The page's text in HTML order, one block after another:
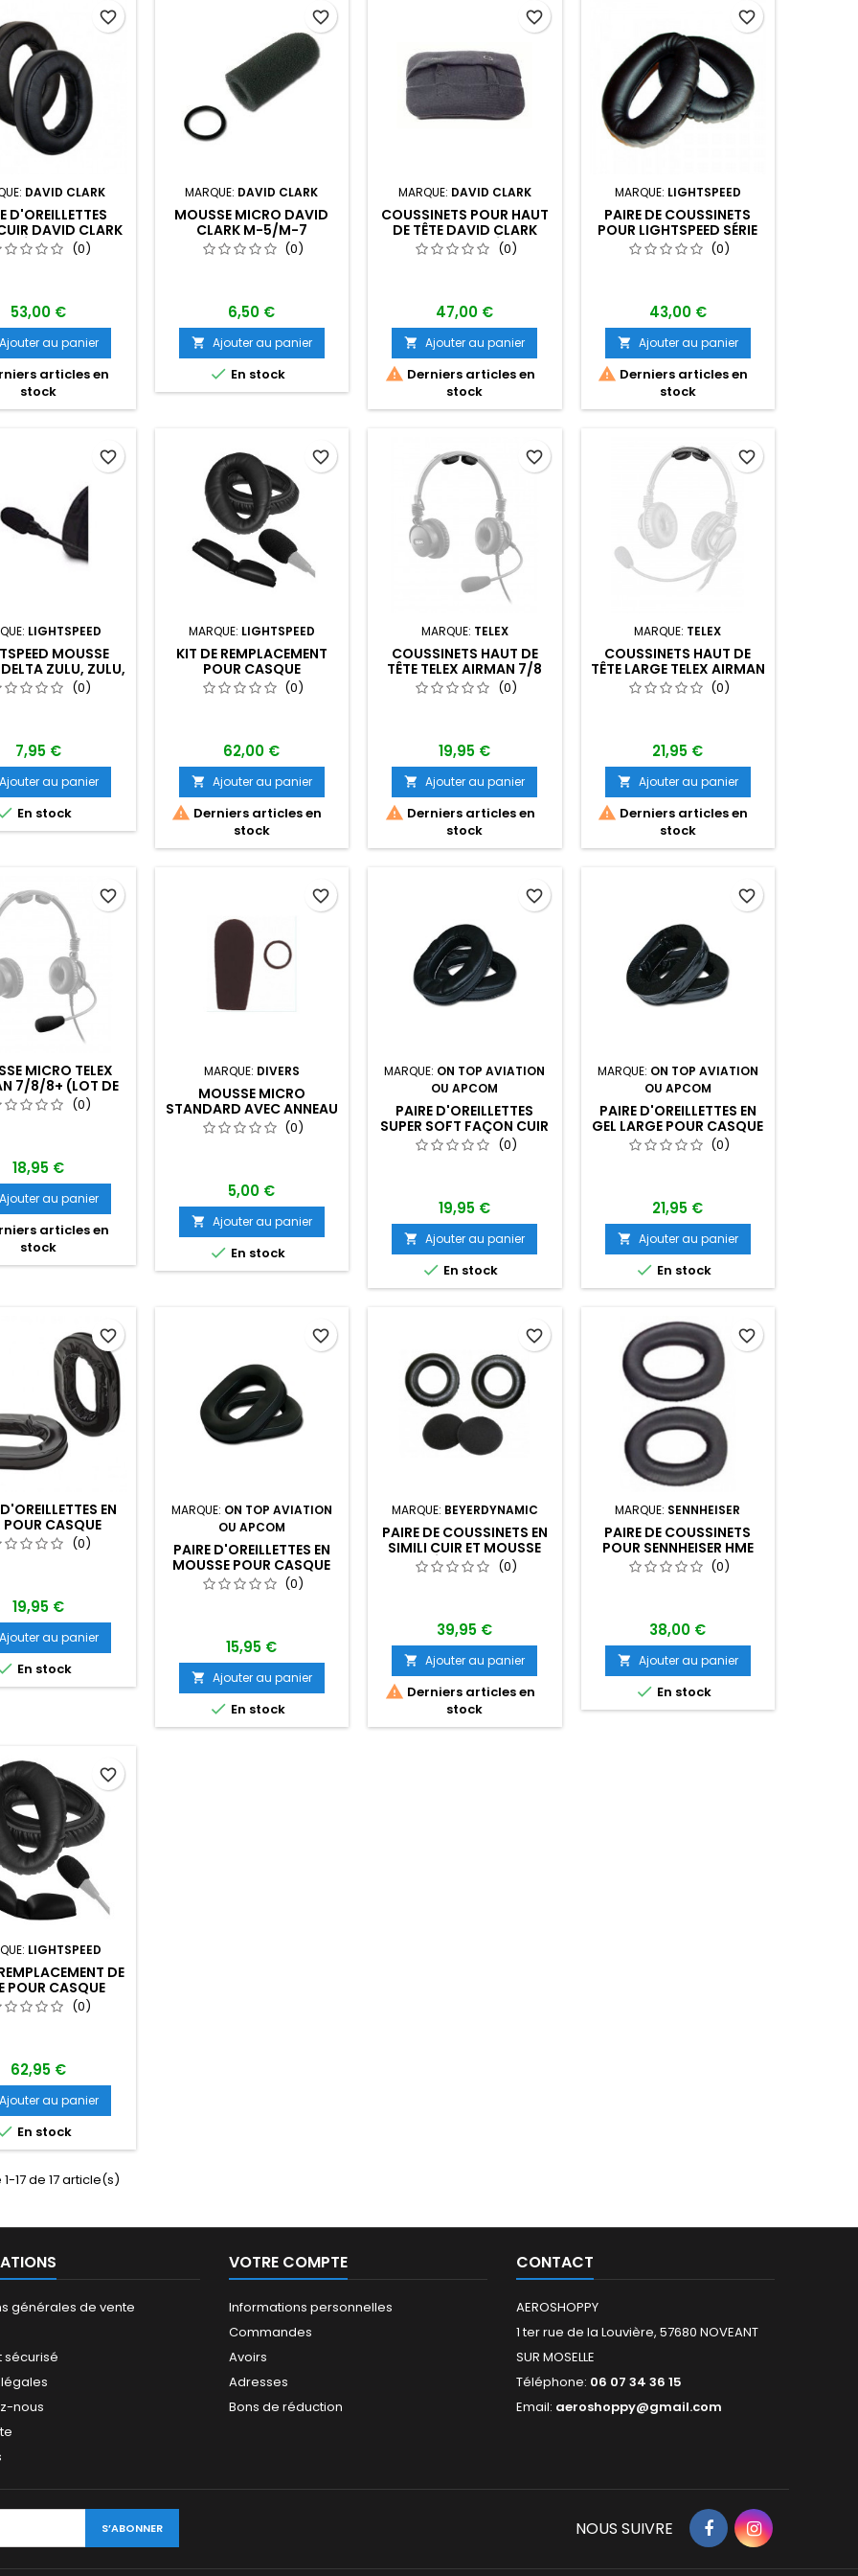
DAVID CLARK
D'OREILLETTES
DAVID CLARK
SÉRIE DC-ONE
(0)
53,00 €
Ajouter au panier
articles en
stock
favorite_border
MARQUE: DAVID CLARK
MOUSSE MICRO DAVID
CLARK M-5/M-7
(0)
6,50 €
 Ajouter au panier
 En stock
favorite_border
MARQUE: DAVID CLARK
COUSSINETS POUR HAUT
DE TÊTE DAVID CLARK
POUR CASQUE SÉRIE H10
(0)
47,00 €
 Ajouter au panier
 Derniers articles en
stock
favorite_border
MARQUE: LIGHTSPEED
PAIRE DE COUSSINETS
POUR LIGHTSPEED SÉRIE
ZULU,
SIERRA,TANGO,DELTA
(0)
43,00 €
 Ajouter au panier
 Derniers articles en
stock
favorite_border
LIGHTSPEED
MOUSSE
ZULU, ZULU,
,SIERRA
(0)
7,95 €
Ajouter au panier
En stock
favorite_border
MARQUE: LIGHTSPEED
KIT DE REMPLACEMENT
POUR CASQUE
LIGHTSPEED TANGO ,
SIERRA
(0)
62,00 €
 Ajouter au panier
 Derniers articles en
stock
favorite_border
MARQUE: TELEX
COUSSINETS HAUT DE
TÊTE TELEX AIRMAN 7/8
(0)
19,95 €
 Ajouter au panier
 Derniers articles en
stock
favorite_border
MARQUE: TELEX
COUSSINETS HAUT DE
TÊTE LARGE TELEX AIRMAN
7/7+/8/8+(0)
21,95 €
 Ajouter au panier
 Derniers articles en
stock
favorite_border
MICRO TELEX
7/8/8+ (LOT DE
2)
(0)
18,95 €
Ajouter au panier
articles en
stock
favorite_border
MARQUE: DIVERS
MOUSSE MICRO
STANDARD AVEC ANNEAU
(0)
5,00 €
 Ajouter au panier
 En stock
favorite_border
MARQUE: ON TOP AVIATION
OU APCOM
PAIRE D'OREILLETTES
SUPER SOFT FAÇON CUIR
ET MOUSSE POUR CASQUE
STANDARD
(0)
19,95 €
 Ajouter au panier
 En stock
favorite_border
MARQUE: ON TOP AVIATION
OU APCOM
PAIRE D'OREILLETTES EN
GEL LARGE POUR CASQUE
STANDARD(0)
21,95 €
 Ajouter au panier
 En stock
favorite_border
EN
POUR CASQUE
STANDARD(0)
19,95 €
Ajouter au panier
En stock
favorite_border
MARQUE: ON TOP AVIATION
OU APCOM
PAIRE D'OREILLETTES EN
MOUSSE POUR CASQUE
STANDARD(0)
15,95 €
 Ajouter au panier
 En stock
favorite_border
MARQUE: BEYERDYNAMIC
PAIRE DE COUSSINETS EN
SIMILI CUIR ET MOUSSE
VISCO ÉLASTIQUE POUR
HS 200,300,400 ET 600
(0)
39,95 €
 Ajouter au panier
 Derniers articles en
stock
favorite_border
MARQUE: SENNHEISER
PAIRE DE COUSSINETS
POUR SENNHEISER HME
100/110 (0)
38,00 €
 Ajouter au panier
 En stock
favorite_border
LIGHTSPEED
DE
POUR CASQUE
ZULU
(0)
62,95 €
Ajouter au panier
En stock
favorite_border
17 de 17 article(s)
générales de vente
sécurisé
nous
VOTRE COMPTE
Informations personnelles
Commandes
Avoirs
Adresses
Bons de réduction
CONTACT
AEROSHOPPY
1 ter rue de la Louvière, 57680 NOVEANT
SUR MOSELLE
Téléphone: 06 07 34 36 15
Email: aeroshoppy@gmail.com
NOUS SUIVRE